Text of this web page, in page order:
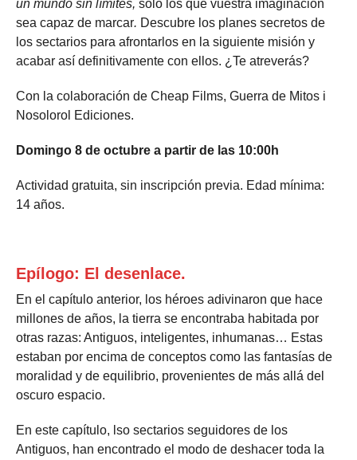
un mundo sin límites, solo los que vuestra imaginación
sea capaz de marcar. Descubre los planes secretos de
los sectarios para afrontarlos en la siguiente misión y
acabar así definitivamente con ellos. ¿Te atreverás?
Con la colaboración de Cheap Films, Guerra de Mitos i
Nosolorol Ediciones.
Domingo 8 de octubre a partir de las 10:00h
Actividad gratuita, sin inscripción previa. Edad mínima:
14 años.
Epílogo: El desenlace.
En el capítulo anterior, los héroes adivinaron que hace
millones de años, la tierra se encontraba habitada por
otras razas: Antiguos, inteligentes, inhumanas… Estas
estaban por encima de conceptos como las fantasías de
moralidad y de equilibrio, provenientes de más allá del
oscuro espacio.
En este capítulo, lso sectarios seguidores de los
Antiguos, han encontrado el modo de deshacer toda la